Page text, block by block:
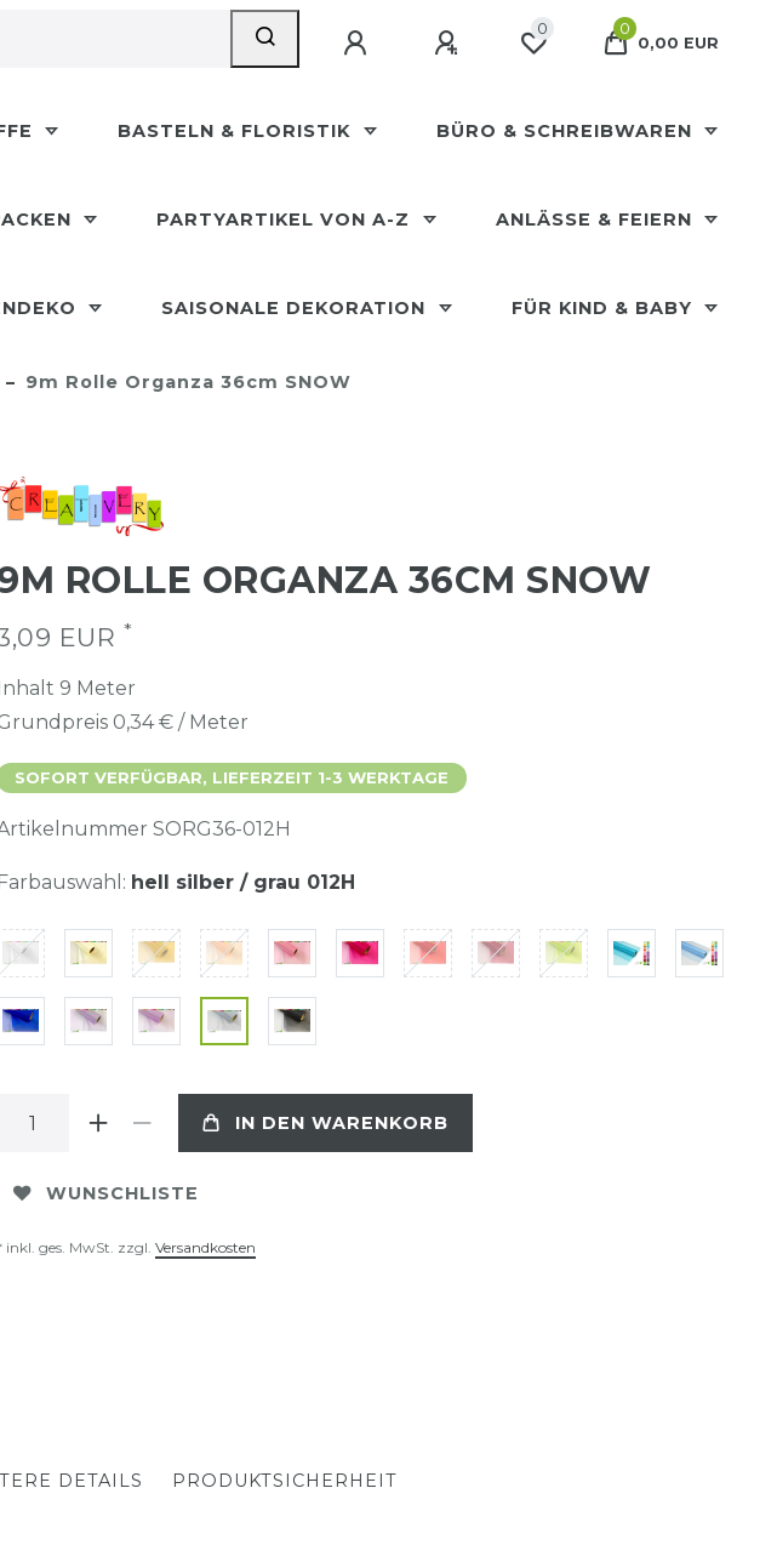
0
0
0,00 EUR
BASTELN & FLORISTIK BÜRO & SCHREIBWAREN
PARTYARTIKEL VON A-Z ANLÄSSE & FEIERN
SAISONALE DEKORATION FÜR KIND & BABY
9m Rolle Organza 36cm SNOW
ROLLE ORGANZA 36CM SNOW
EUR *
Inhalt 9 Meter
0,34 € / Meter
SOFORT VERFÜGBAR, LIEFERZEIT 1-3 WERKTAGE
SORG36-012H
Farbauswahl: hell silber / grau 012H
IN DEN WARENKORB
WUNSCHLISTE
inkl. ges. MwSt. zzgl. Versandkosten
DETAILS PRODUKTSICHERHEIT